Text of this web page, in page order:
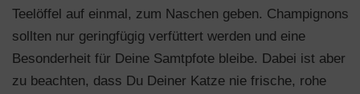
Teelöffel auf einmal, zum Naschen geben. Champignons
sollten nur geringfügig verfüttert werden und eine
Besonderheit für Deine Samtpfote bleibe. Dabei ist aber
zu beachten, dass Du Deiner Katze nie frische, rohe